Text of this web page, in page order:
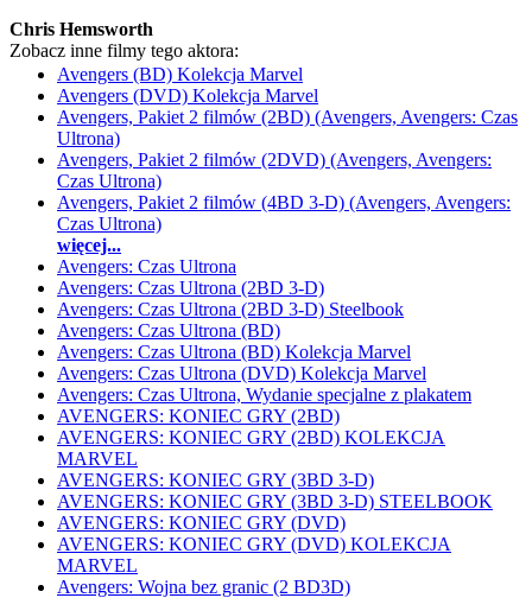
Chris Hemsworth
Zobacz inne filmy tego aktora:
Avengers (BD) Kolekcja Marvel
Avengers (DVD) Kolekcja Marvel
Avengers, Pakiet 2 filmów (2BD) (Avengers, Avengers: Czas
Ultrona)
Avengers, Pakiet 2 filmów (2DVD) (Avengers, Avengers:
Czas Ultrona)
Avengers, Pakiet 2 filmów (4BD 3-D) (Avengers, Avengers:
Czas Ultrona)
więcej...
Avengers: Czas Ultrona
Avengers: Czas Ultrona (2BD 3-D)
Avengers: Czas Ultrona (2BD 3-D) Steelbook
Avengers: Czas Ultrona (BD)
Avengers: Czas Ultrona (BD) Kolekcja Marvel
Avengers: Czas Ultrona (DVD) Kolekcja Marvel
Avengers: Czas Ultrona, Wydanie specjalne z plakatem
AVENGERS: KONIEC GRY (2BD)
AVENGERS: KONIEC GRY (2BD) KOLEKCJA
MARVEL
AVENGERS: KONIEC GRY (3BD 3-D)
AVENGERS: KONIEC GRY (3BD 3-D) STEELBOOK
AVENGERS: KONIEC GRY (DVD)
AVENGERS: KONIEC GRY (DVD) KOLEKCJA
MARVEL
Avengers: Wojna bez granic (2 BD3D)